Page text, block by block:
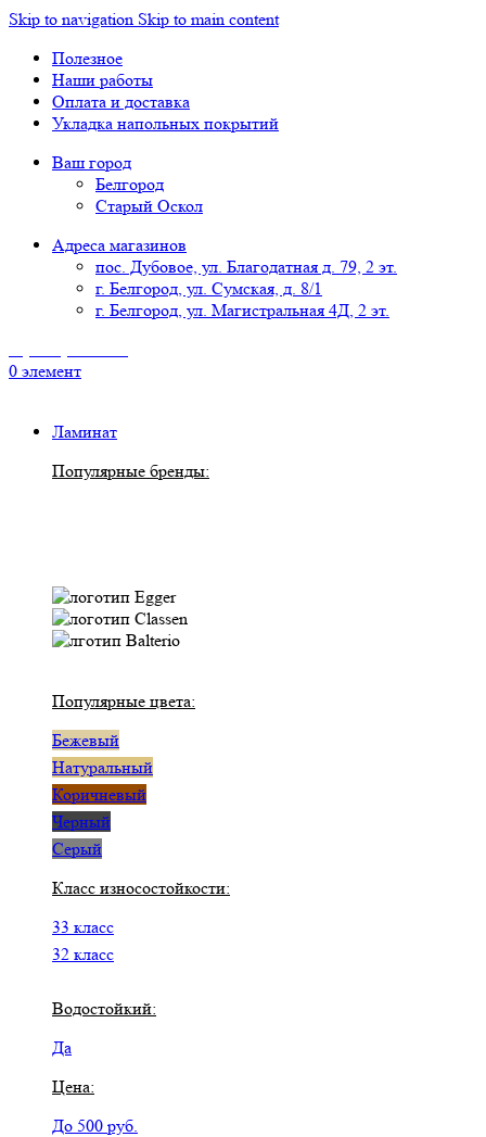
Skip to navigation Skip to main content
Полезное
Наши работы
Оплата и доставка
Укладка напольных покрытий
Ваш город
Белгород
Старый Оскол
Адреса магазинов
пос. Дубовое, ул. Благодатная д. 79, 2 эт.
г. Белгород, ул. Сумская, д. 8/1
г. Белгород, ул. Магистральная 4Д, 2 эт.
0 элемент
Ламинат
Популярные бренды:
Популярные цвета:
Бежевый
Натуральный
Коричневый
Черный
Серый
Класс износостойкости:
33 класс
32 класс
Водостойкий:
Да
Цена:
До 500 руб.